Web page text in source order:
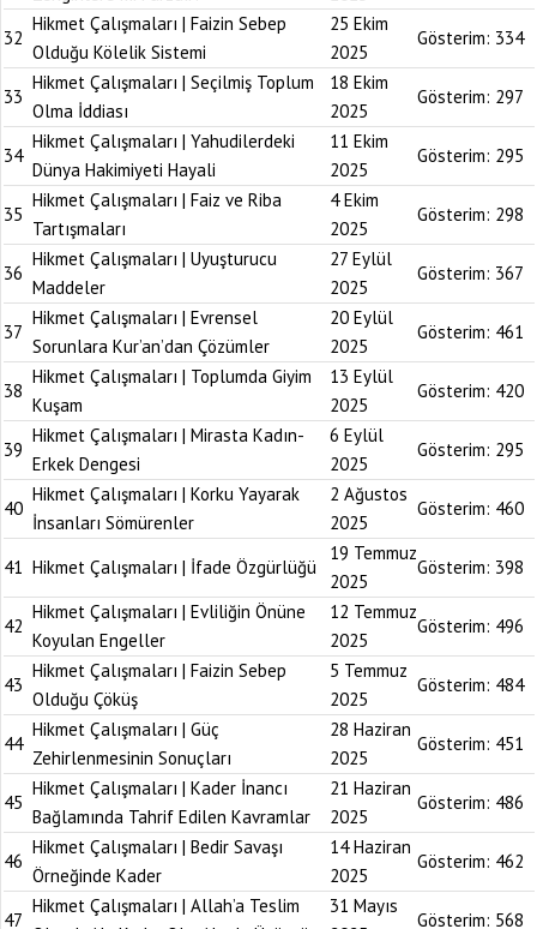
32
Hikmet Çalışmaları | Faizin Sebep
Olduğu Kölelik Sistemi
25 Ekim
2025
Gösterim: 334
33
Hikmet Çalışmaları | Seçilmiş Toplum
Olma İddiası
18 Ekim
2025
Gösterim: 297
34
Hikmet Çalışmaları | Yahudilerdeki
Dünya Hakimiyeti Hayali
11 Ekim
2025
Gösterim: 295
35
Hikmet Çalışmaları | Faiz ve Riba
Tartışmaları
4 Ekim
2025
Gösterim: 298
36
Hikmet Çalışmaları | Uyuşturucu
Maddeler
27 Eylül
2025
Gösterim: 367
37
Hikmet Çalışmaları | Evrensel
Sorunlara Kur’an’dan Çözümler
20 Eylül
2025
Gösterim: 461
38
Hikmet Çalışmaları | Toplumda Giyim
Kuşam
13 Eylül
2025
Gösterim: 420
39
Hikmet Çalışmaları | Mirasta Kadın-
Erkek Dengesi
6 Eylül
2025
Gösterim: 295
40
Hikmet Çalışmaları | Korku Yayarak
İnsanları Sömürenler
2 Ağustos
2025
Gösterim: 460
41 Hikmet Çalışmaları | İfade Özgürlüğü
19 Temmuz
2025
Gösterim: 398
42
Hikmet Çalışmaları | Evliliğin Önüne
Koyulan Engeller
12 Temmuz
2025
Gösterim: 496
43
Hikmet Çalışmaları | Faizin Sebep
Olduğu Çöküş
5 Temmuz
2025
Gösterim: 484
44
Hikmet Çalışmaları | Güç
Zehirlenmesinin Sonuçları
28 Haziran
2025
Gösterim: 451
45
Hikmet Çalışmaları | Kader İnancı
Bağlamında Tahrif Edilen Kavramlar
21 Haziran
2025
Gösterim: 486
46
Hikmet Çalışmaları | Bedir Savaşı
Örneğinde Kader
14 Haziran
2025
Gösterim: 462
47
Hikmet Çalışmaları | Allah’a Teslim
31 Mayıs
Gösterim: 568